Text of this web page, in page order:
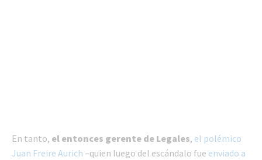
En tanto, el entonces gerente de Legales, el polémico
Juan Freire Aurich –quien luego del escándalo fue enviado a